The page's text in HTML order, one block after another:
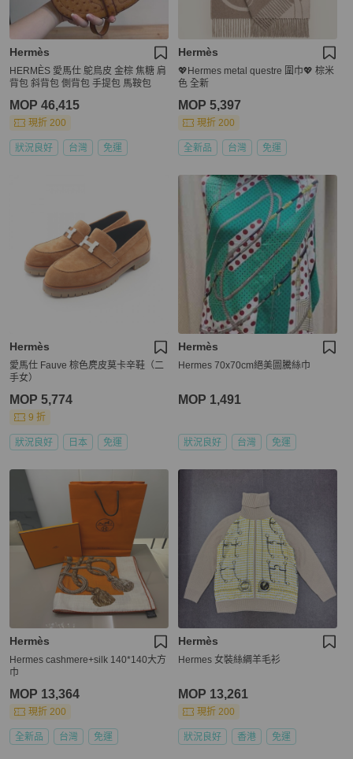
Hermès
HERMÈS 愛馬仕 鴕鳥皮 金棕 焦糖 肩
背包 斜背包 側背包 手提包 馬鞍包
MOP 46,415
現折 200
狀況良好 台灣 免運
Hermès
💖Hermes metal questre 圍巾💖 棕米
色 全新
MOP 5,397
現折 200
全新品 台灣 免運
Hermès
愛馬仕 Fauve 棕色麂皮莫卡辛鞋（二
手女）
MOP 5,774
9 折
狀況良好 日本 免運
Hermès
Hermes 70x70cm絕美圖騰絲巾
MOP 1,491
狀況良好 台灣 免運
Hermès
Hermes cashmere+silk 140*140大方
巾
MOP 13,364
現折 200
全新品 台灣 免運
Hermès
Hermes 女裝絲綢羊毛衫
MOP 13,261
現折 200
狀況良好 香港 免運